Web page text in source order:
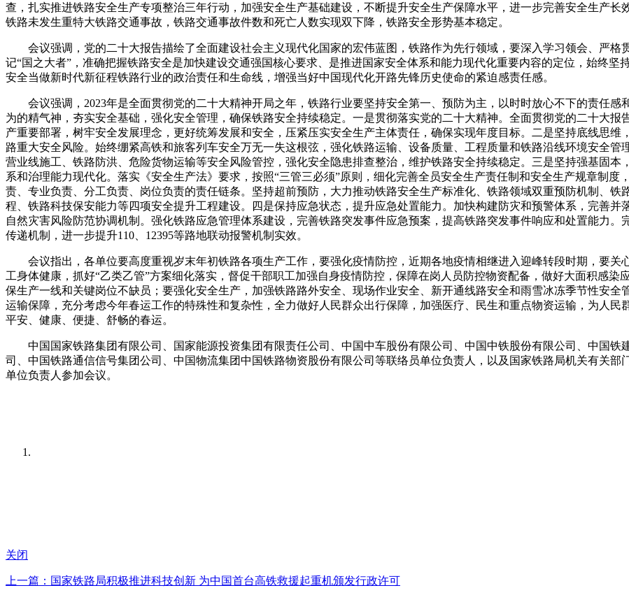
查，扎实推进铁路安全生产专项整治三年行动， 加强安全生产基础建设，不断提升安全生产保障水平，进一步完善安全生产长
铁路未发生重特大铁路交通事故，铁路交通事故件数和死亡人数实现双下降，铁路安全形势基本稳定。
会议强调，党的二十大报告描绘了全面建设社会主义现代化国家的宏伟蓝图，铁路作为先行领域，要深入学习领会、严格
记“国之大者”，准确把握铁路安全是加快建设交通强国核心要求、是推进国家安全体系和能力现代化重要内容的定位，始终坚
安全当做新时代新征程铁路行业的政治责任和生命线，增强当好中国现代化开路先锋历史使命的紧迫感责任感。
会议强调 ， 2023年是全面贯彻党的二十大精神开局之年， 铁路行业要坚持安全第一、预防为主，以时时放心不下的责任感
为的精气神 ， 夯实安全基础，强化安全管理，确保铁路安全持续稳定。 一是贯彻落实党的二十大精神。全面贯彻党的二十大报
产重要部署，树牢安全发展理念，更好统筹发展和安全，压紧压实安全生产主体责任，确保实现年度目标。二是坚持底线思维
路重大安全风险。 始终绷紧高铁和旅客列车安全万无一失这根弦，强化铁路运输 、设备质量、工程质量和铁路沿线环境安全管
营业线施工、铁路防洪、危险货物运输等安全风险管控，强化安全隐患排查整治， 维护铁路安全持续稳定。三是坚持强基固本
系和治理能力现代化。落实《安全生产法》要求，按照“三管三必须”原则，细化完善全员安全生产责任制和安全生产规章制度，
责、专业负责、分工负责、岗位负责的责任链条。坚持超前预防，大力推动铁路安全生产标准化 铁路领域双重预防机制
铁
程
铁路科技保安能力等四项安全提升工程建设。四是保持应急状态，提升应急处置能力。加快构建防灾和预警体系，完善并
自然灾害风险防范协调机制。强化铁路应急管理体系建设，完善铁路突发事件应急预案，提高铁路突发事件响应和处置能力。
传递机制，进一步提升110、12395等路地联动报警机制实效。
会议指出 ， 各单位要高度重视岁末年初铁路各项生产工作，要强化疫情防控， 近期各地疫情相继进入迎峰转段时期 ，要关
工身体健康，抓好“乙类乙管”方案细化落实，督促干部职工加强自身疫情防控，保障在岗人员防控物资配备， 做好大面积感染
保生产一线和关键岗位不缺员 ；要强化安全生产，加强铁路路外安全、现场作业安全、新开通线路安全和雨雪冰冻季节性安全
运输保障， 充分考虑今年春运工作的特殊性和复杂性， 全力做好人民群众出行保障， 加强医疗、民生和重点物资运输，为人民
平安、健康、便捷、舒畅的春运。
中国国家铁路集团有限公司、国家能源投资集团有限责任公司、中国中车股份有限公司、中国中铁股份有限公司、中国铁
司、中国铁路通信信号集团公司、中国物流集团中国铁路物资股份有限公司等联络员单位负责人，以及国家铁路局机关有关部
单位负责人参加会议。
关闭
上一篇：国家铁路局积极推进科技创新 为中国首台高铁救援起重机颁发行政许可